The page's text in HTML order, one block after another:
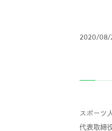
2020/08/
スポーツ
代表取締